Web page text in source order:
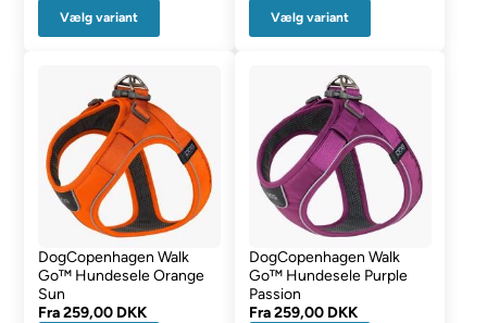
Vælg variant Vælg variant
DogCopenhagen Walk
Go™ Hundesele Orange
Sun
Fra259,00 DKK
DogCopenhagen Walk
Go™ Hundesele Purple
Passion
Fra259,00 DKK